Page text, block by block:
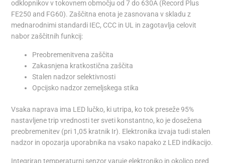
odklopnikov v tokovnem območju od 7 do 630A (Record Plus
FE250 and FG60). Zaščitna enota je zasnovana v skladu z
mednarodnimi standardi IEC, CCC in UL in zagotavlja celovit
nabor zaščitnih funkcij:
Preobremenitvena zaščita
Zakasnjena kratkostična zaščita
Stalen nadzor selektivnosti
Opcijsko nadzor zemeljskega stika
Vsaka naprava ima LED lučko, ki utripa, ko tok preseže 95%
nastavljene trip vrednosti ter sveti konstantno, ko je dosežena
preobremenitev (pri 1,05 kratnik Ir). Elektronika izvaja tudi stalen
nadzor in opozarja uporabnika na vsako napako z LED indikacijo.
Integriran temperaturni senzor varuje elektroniko in okolico pred